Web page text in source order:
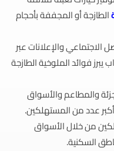
الطازجة أو المجففة بأحجام
الاجتماعي والإعلانات عبر
يبرز فوائد الملوخية الطازجة
والمطاعم والأسواق
عدد من المستهلكين.
من خلال الأسواق
السكنية.